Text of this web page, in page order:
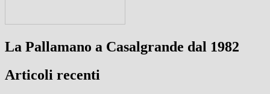
La Pallamano a Casalgrande dal 1982
Articoli recenti